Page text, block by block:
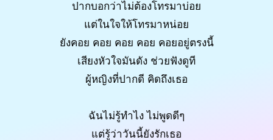
ปากบอกว่าไม่ต้องโทรมาบ่อย
แต่ในใจให้โทรมาหน่อย
ยังคอย คอย คอย คอย คอยอยู่ตรงนี้
เสียงหัวใจมันดัง ช่วยฟังดูที
ผู้หญิงที่ปากดี คิดถึงเธอ
ฉันไม่รู้ทำไง ไม่พูดดีๆ
แต่รู้ว่าวันนี้ยังรักเธอ